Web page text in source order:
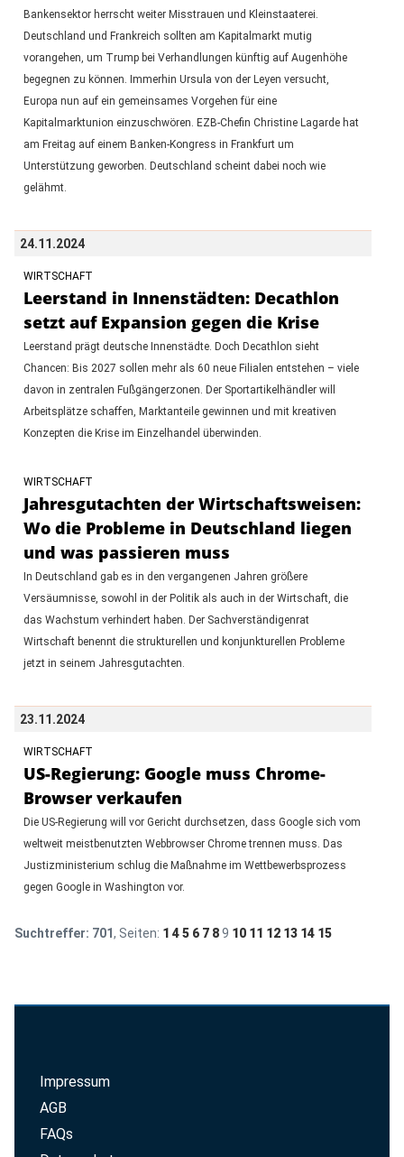
Bankensektor herrscht weiter Misstrauen und Kleinstaaterei.
Deutschland und Frankreich sollten am Kapitalmarkt mutig
vorangehen, um Trump bei Verhandlungen künftig auf Augenhöhe
begegnen zu können. Immerhin Ursula von der Leyen versucht,
Europa nun auf ein gemeinsames Vorgehen für eine
Kapitalmarktunion einzuschwören. EZB-Chefin Christine Lagarde hat
am Freitag auf einem Banken-Kongress in Frankfurt um
Unterstützung geworben. Deutschland scheint dabei noch wie
gelähmt.
24.11.2024
WIRTSCHAFT
Leerstand in Innenstädten: Decathlon
setzt auf Expansion gegen die Krise
Leerstand prägt deutsche Innenstädte. Doch Decathlon sieht
Chancen: Bis 2027 sollen mehr als 60 neue Filialen entstehen – viele
davon in zentralen Fußgängerzonen. Der Sportartikelhändler will
Arbeitsplätze schaffen, Marktanteile gewinnen und mit kreativen
Konzepten die Krise im Einzelhandel überwinden.
WIRTSCHAFT
Jahresgutachten der Wirtschaftsweisen:
Wo die Probleme in Deutschland liegen
und was passieren muss
In Deutschland gab es in den vergangenen Jahren größere
Versäumnisse, sowohl in der Politik als auch in der Wirtschaft, die
das Wachstum verhindert haben. Der Sachverständigenrat
Wirtschaft benennt die strukturellen und konjunkturellen Probleme
jetzt in seinem Jahresgutachten.
23.11.2024
WIRTSCHAFT
US-Regierung: Google muss Chrome-
Browser verkaufen
Die US-Regierung will vor Gericht durchsetzen, dass Google sich vom
weltweit meistbenutzten Webbrowser Chrome trennen muss. Das
Justizministerium schlug die Maßnahme im Wettbewerbsprozess
gegen Google in Washington vor.
Suchtreffer: 701, Seiten: 1 4 5 6 7 8 9 10 11 12 13 14 15
Impressum
AGB
FAQs